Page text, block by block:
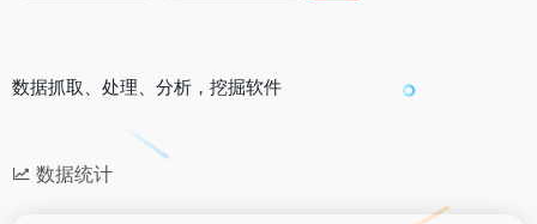
数据抓取、处理、分析，挖掘软件
数据统计